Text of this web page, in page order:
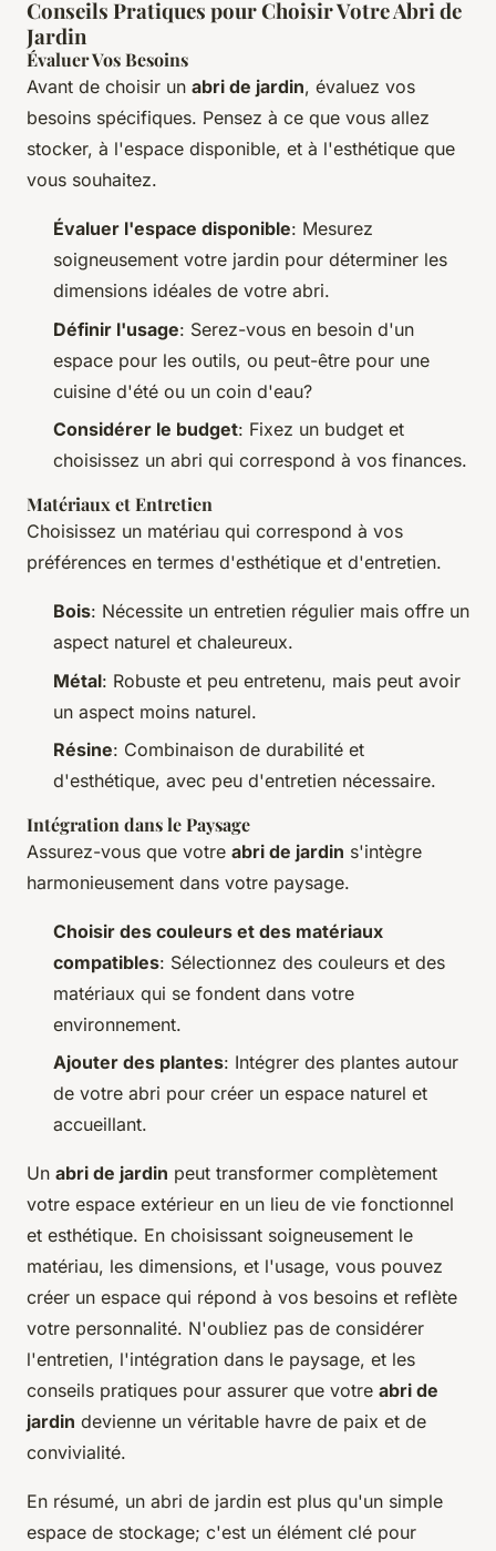
Conseils Pratiques pour Choisir Votre Abri de
Jardin
Évaluer Vos Besoins
Avant de choisir un abri de jardin, évaluez vos
besoins spécifiques. Pensez à ce que vous allez
stocker, à l'espace disponible, et à l'esthétique que
vous souhaitez.
Évaluer l'espace disponible: Mesurez
soigneusement votre jardin pour déterminer les
dimensions idéales de votre abri.
Définir l'usage: Serez-vous en besoin d'un
espace pour les outils, ou peut-être pour une
cuisine d'été ou un coin d'eau?
Considérer le budget: Fixez un budget et
choisissez un abri qui correspond à vos finances.
Matériaux et Entretien
Choisissez un matériau qui correspond à vos
préférences en termes d'esthétique et d'entretien.
Bois: Nécessite un entretien régulier mais offre un
aspect naturel et chaleureux.
Métal: Robuste et peu entretenu, mais peut avoir
un aspect moins naturel.
Résine: Combinaison de durabilité et
d'esthétique, avec peu d'entretien nécessaire.
Intégration dans le Paysage
Assurez-vous que votre abri de jardin s'intègre
harmonieusement dans votre paysage.
Choisir des couleurs et des matériaux
compatibles: Sélectionnez des couleurs et des
matériaux qui se fondent dans votre
environnement.
Ajouter des plantes: Intégrer des plantes autour
de votre abri pour créer un espace naturel et
accueillant.
Un abri de jardin peut transformer complètement
votre espace extérieur en un lieu de vie fonctionnel
et esthétique. En choisissant soigneusement le
matériau, les dimensions, et l'usage, vous pouvez
créer un espace qui répond à vos besoins et reflète
votre personnalité. N'oubliez pas de considérer
l'entretien, l'intégration dans le paysage, et les
conseils pratiques pour assurer que votre abri de
jardin devienne un véritable havre de paix et de
convivialité.
En résumé, un abri de jardin est plus qu'un simple
espace de stockage; c'est un élément clé pour